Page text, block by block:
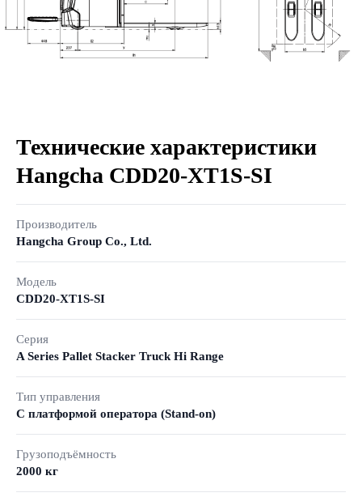
Технические характеристики
Hangcha CDD20-XT1S-SI
Производитель
Hangcha Group Co., Ltd.
Модель
CDD20-XT1S-SI
Серия
A Series Pallet Stacker Truck Hi Range
Тип управления
С платформой оператора (Stand-on)
Грузоподъёмность
2000 кг